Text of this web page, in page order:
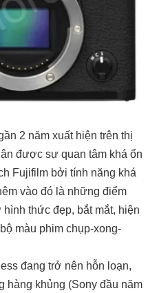
2 năm xuất hiện trên thị
được sự quan tâm khá ổn
Fujifilm bởi tính năng khá
vào đó là những điểm
thức đẹp, bắt mắt, hiện
màu phim chụp-xong-
đang trở nên hỗn loạn,
hàng khủng (Sony đầu năm